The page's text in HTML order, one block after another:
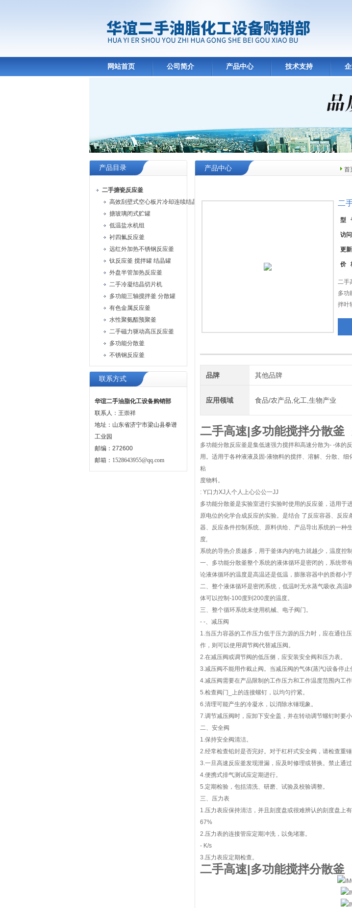
网站首页 公司简介 产品中心 技术支持
产品目录
二手搪瓷反应釜
高效刮壁式空心板片冷却连续结晶机
搪玻璃闭式贮罐
低温盐水机组
衬四氟反应釜
远红外加热不锈钢反应釜
钛反应釜 搅拌罐 结晶罐
外盘半管加热反应釜
二手冷凝结晶切片机
多功能三轴搅拌釜 分散罐
有色金属反应釜
水性聚氨酯预聚釜
二手磁力驱动高压反应釜
多功能分散釜
不锈钢反应釜
联系方式
华谊二手油脂化工设备购销部
联系人：王崇祥
地址：山东省济宁市梁山县拳谱
工业园
邮编：272600
邮箱： 1528643955@qq.com
首
产品中心
二
型
访
更
价
二手
多功
拌叶
用
品牌 其他品牌
应用领域 食品/农产品,化工,生物产业
二手高速|多功能搅拌分散釜
多功能分散反应釜是集低速强力搅拌和高速分散为- -体的
用。适用于各种液液及固-液物料的搅拌、溶解、分散、
粘
度物料。
: Y口力XJ人个人上心公公一JJ
多功能分散釜是实验室进行实验时使用的反应釜，适用于
原电位的化学合成反应的实验。是结合 了反应容器、反
器、反应条件控制系统、原料供给、产品导出系统的一种
度,
系统的导热介质越多，用于釜体内的电力就越少，温度控
一、多功能分散釜整个系统的液体循环是密闭的，系统带
论液体循环的温度是高温还是低温，膨胀容器中的质都小于
二、整个液体循环是密闭系统，低温时无水蒸气吸收,高
体可以控制-100度到200度的温度。
三、整个循环系统未使用机械、电子阀门。
- -、减压阀
1.当压力容器的工作压力低于压力源的压力时，应在通往
作，则可以使用调节阀代替减压阀。
2.在减压阀或调节阀的低压侧，应安装安全阀和压力表。
3.减压阀不能用作截止阀。当减压阀的气体(蒸汽)设备停
4.减压阀需要在产品限制的工作压力和工作温度范围内工
5.检查阀门_上的连接螺钉，以均匀拧紧。
6.清理可能产生的冷凝水，以消除水锤现象。
7.调节减压阀时，应卸下安全盖，并在转动调节螺钉时要小
二、安全阀
1.保持安全阀清洁。
2.经常检查铅封是否完好。对于杠杆式安全阀，请检查重
3.一旦高速反应釜发现泄漏，应及时修理或替换。禁止通
4.便携式排气测试应定期进行。
5.定期检验，包括清洗、研磨、试验及校验调整。
三、压力表
1.压力表应保持清洁，并且刻度盘或很难辨认的刻度盘上
67%
2.压力表的连接管应定期冲洗，以免堵塞。
- K/s
3.压力表应定期检查。
二手高速|多功能搅拌分散釜